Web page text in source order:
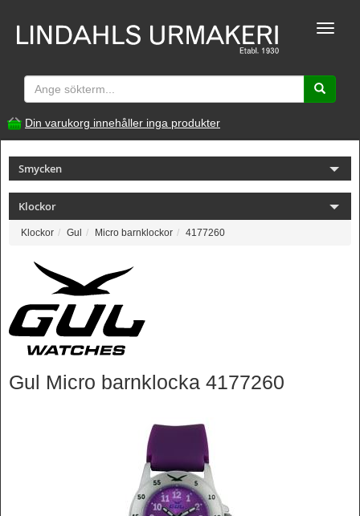
Toggle
Din varukorg innehåller inga produkter
Smycken
Klockor
Klockor Gul Micro barnklockor 4177260
Gul Micro barnklocka 4177260